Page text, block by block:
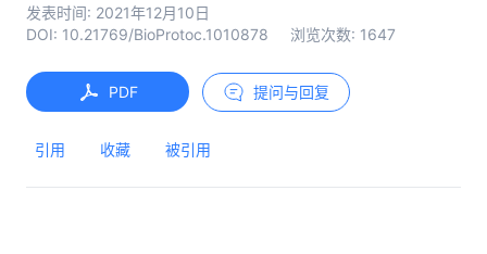
发表时间: 2021年12月10日
DOI: 10.21769/BioProtoc.1010878 浏览次数: 1647
PDF 提问与回复
引用 收藏 被引用